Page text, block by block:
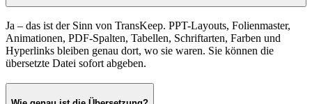
Ja – das ist der Sinn von TransKeep. PPT-Layouts, Folienmaster,
Animationen, PDF-Spalten, Tabellen, Schriftarten, Farben und
Hyperlinks bleiben genau dort, wo sie waren. Sie können die
übersetzte Datei sofort abgeben.